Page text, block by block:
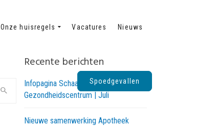
Onze huisregels Vacatures Nieuws
Spoedgevallen
Recente berichten
Infopagina Schaapskooi
Gezondheidscentrum | Juli
Nieuwe samenwerking Apotheek